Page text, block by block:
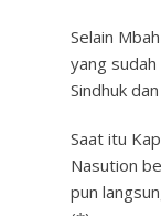
Selain
yang
Sindhuk
Saat itu
Nasution
pun